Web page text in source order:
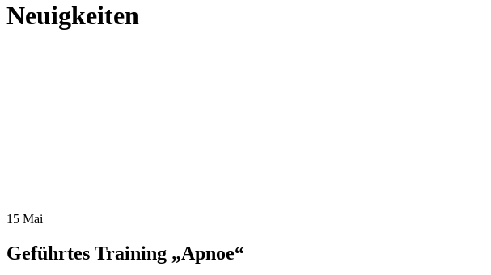
Neuigkeiten
15 Mai
Geführtes Training „Apnoe“